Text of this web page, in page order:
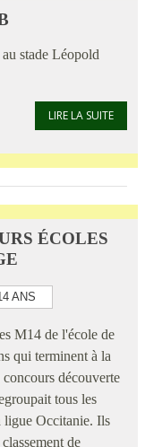
stade Léopold
LIRE LA SUITE
ÉCOLES
ANS
M14 de l'école de
qui terminent à la
découverte
tous les
ligue Occitanie. Ils
de